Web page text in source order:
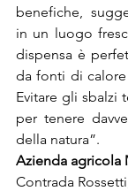
benefiche,
in un luogo
dispensa è
da fonti di
Evitare gli sbalzi
per tenere
della natura”.
Azienda agricola
Contrada